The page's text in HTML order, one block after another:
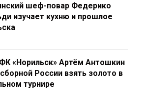
шеф-повар Федерико
изучает кухню и прошлое
«Норильск» Артём Антошкин
России взять золото в
турнире